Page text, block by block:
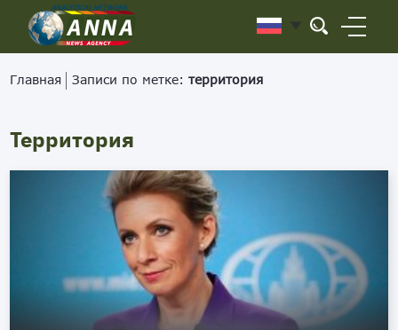
Главная Записи по метке:территория
Территория